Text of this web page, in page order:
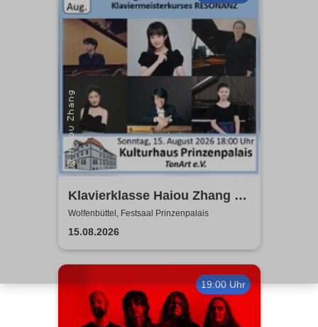
Klavierklasse Haiou Zhang -
Eröffnungskonzert des
Meisterkurses RESONANZ
Wolfenbüttel, Festsaal Prinzenpalais
15.08.2026
19:00 Uhr